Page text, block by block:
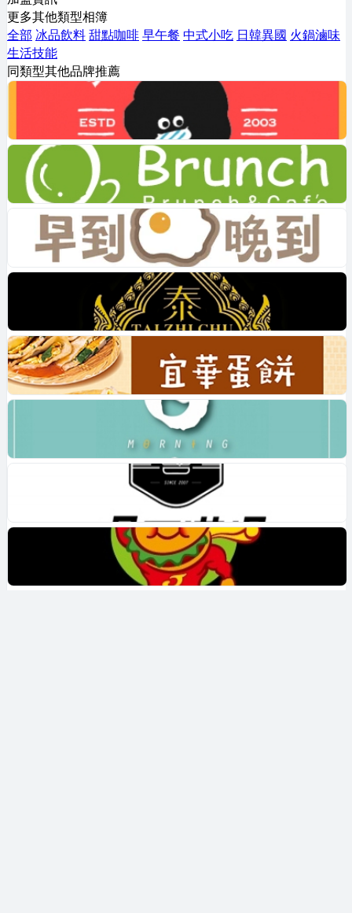
更多其他類型相簿
全部 冰品飲料甜點咖啡早午餐 中式小吃 日韓異國 火鍋滷味
生活技能
同類型其他品牌推薦